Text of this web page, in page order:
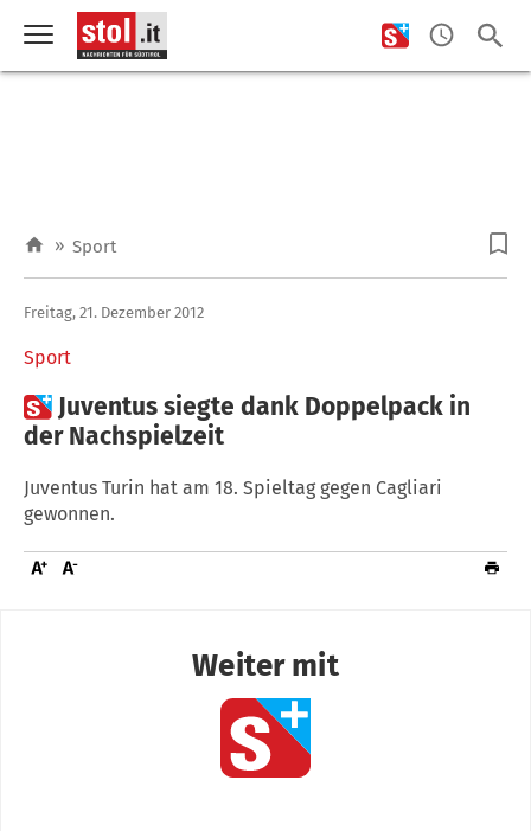
» Sport
Sport
Freitag, 21. Dezember 2012
 Juventus siegte dank Doppelpack in
der Nachspielzeit
Juventus Turin hat am 18. Spieltag gegen Cagliari
gewonnen.